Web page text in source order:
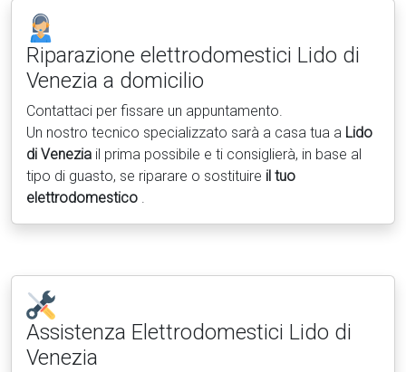
Riparazione elettrodomestici Lido di
Venezia a domicilio
Contattaci per fissare un appuntamento.
Un nostro tecnico specializzato sarà a casa tua a Lido
di Venezia il prima possibile e ti consiglierà, in base al
tipo di guasto, se riparare o sostituire il tuo
elettrodomestico .
Assistenza Elettrodomestici Lido di
Venezia